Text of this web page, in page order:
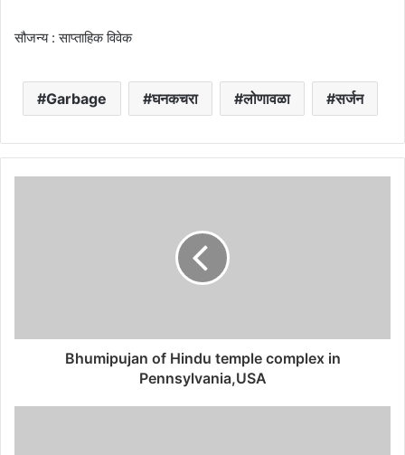
सौजन्य : साप्ताहिक विवेक
Garbage घनकचरा लोणावळा सर्जन
Bhumipujan of Hindu temple complex in
Pennsylvania,USA